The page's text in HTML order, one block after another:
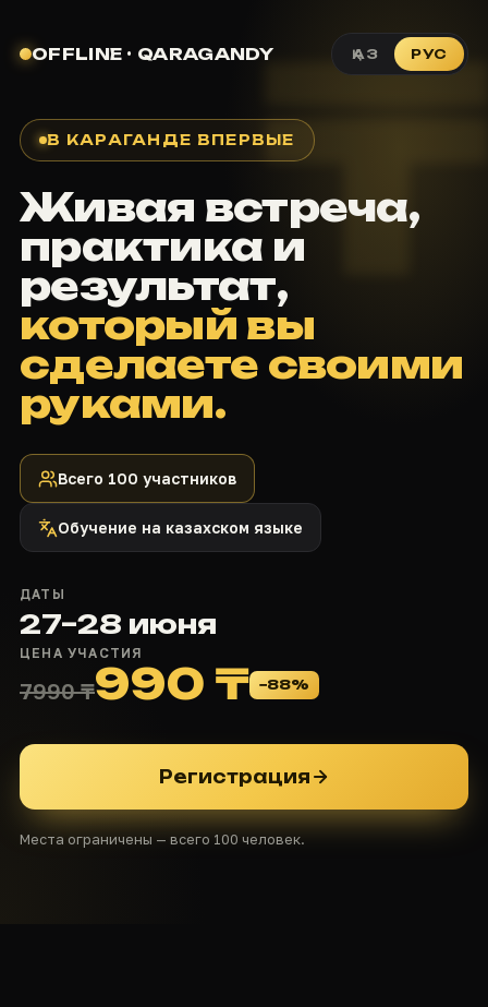
OFFLINE · QARAGANDY ҚАЗ РУС
В КАРАГАНДЕ ВПЕРВЫЕ
Живая встреча,
практика и
результат,
который вы
сделаете своими
руками.
Всего 100 участников
Обучение на казахском языке
ДАТЫ
27–28 июня
ЦЕНА УЧАСТИЯ
7990 ₸990 ₸ −88%
Регистрация
Места ограничены — всего 100 человек.